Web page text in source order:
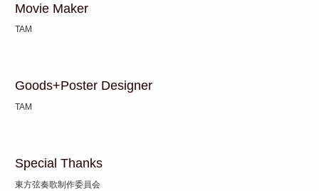
Movie Maker
TAM
Goods+Poster Designer
TAM
Special Thanks
東方弦奏歌制作委員会